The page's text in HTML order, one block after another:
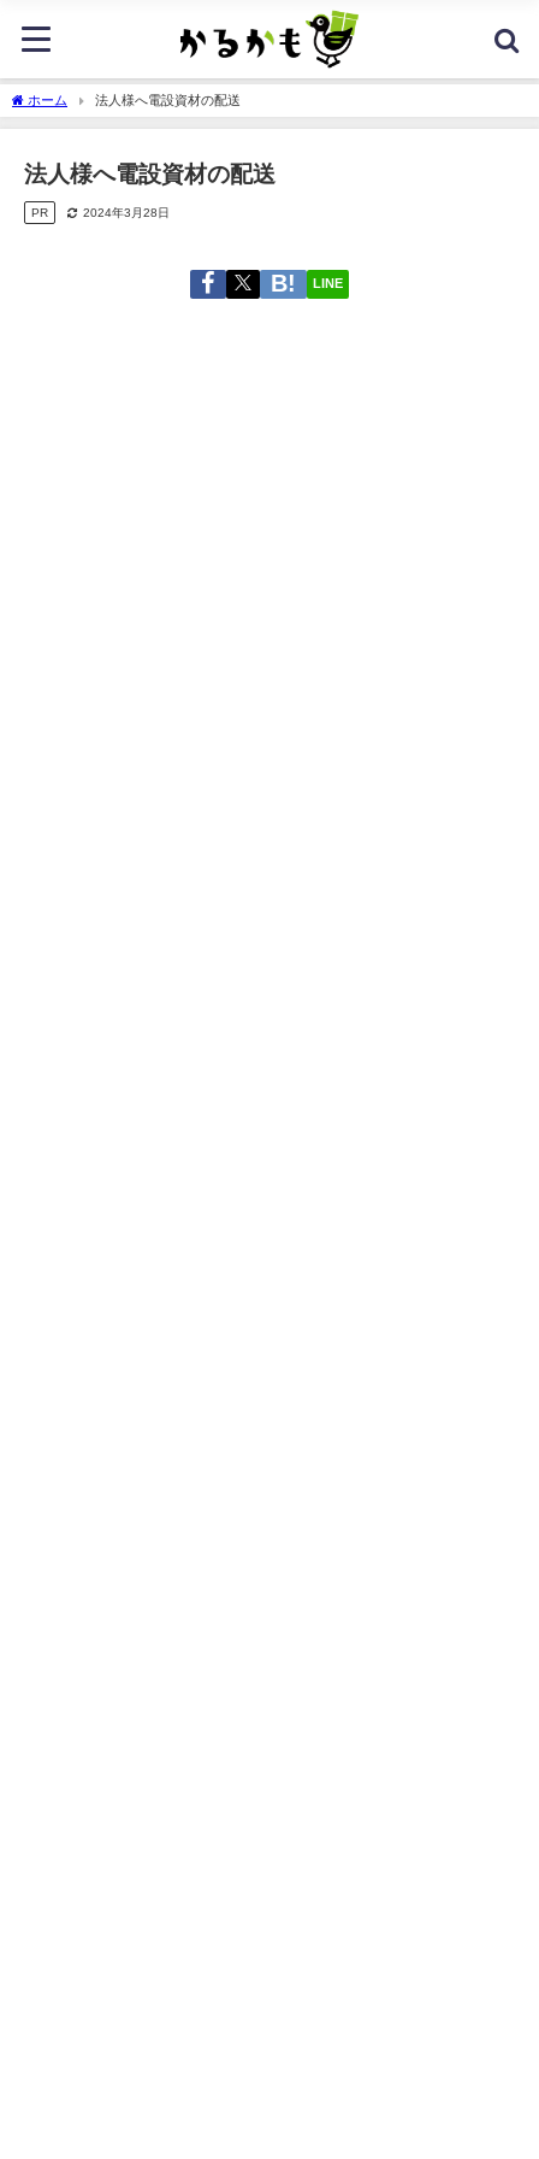
ホーム 法人様へ電設資材の配送
法人様へ電設資材の配送
PR 2024年3月28日
LINE